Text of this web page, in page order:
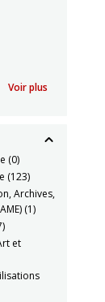
Voir plus
(0)
(123)
Archives,
(1)
et